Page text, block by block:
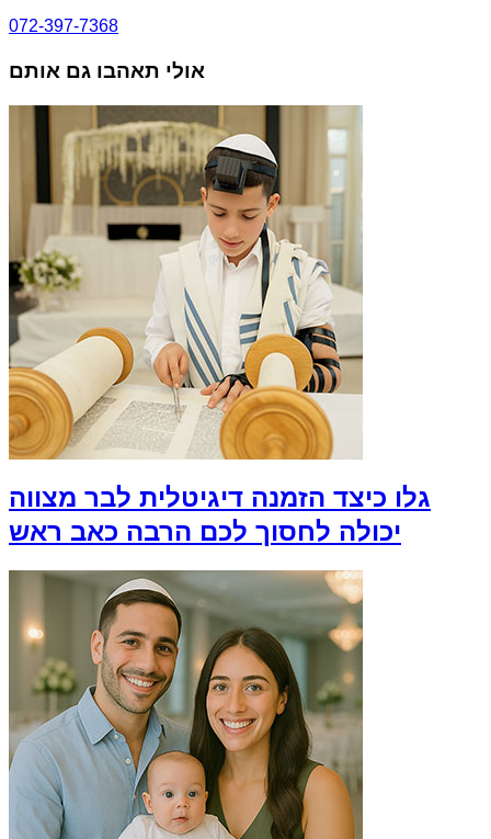
072-397-7368
אולי תאהבו גם אותם
גלו כיצד הזמנה דיגיטלית לבר מצווה
יכולה לחסוך לכם הרבה כאב ראש